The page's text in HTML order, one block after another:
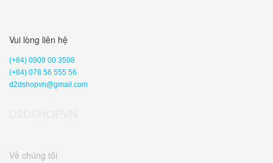
Vui lòng liên hệ
(+84) 0909 00 3508
(+84) 078 56 555 56
d2dshopvn@gmail.com
Về chúng tôi